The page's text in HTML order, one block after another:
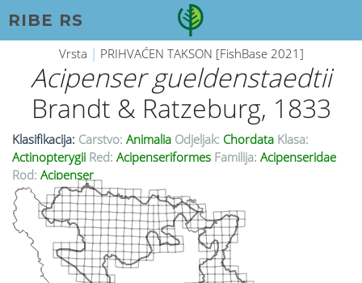
RIBE RS
Vrsta | PRIHVAĆEN TAKSON [FishBase 2021]
Acipenser gueldenstaedtii
Brandt & Ratzeburg, 1833
Klasifikacija: Carstvo: Animalia Odjeljak: Chordata Klasa:
Actinopterygii Red: Acipenseriformes Familija: Acipenseridae
Rod: Acipenser